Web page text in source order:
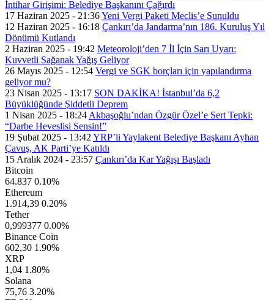
İntihar Girişimi: Belediye Başkanını Çağırdı
17 Haziran 2025 - 21:36Yeni Vergi Paketi Meclis’e Sunuldu
12 Haziran 2025 - 16:18 Çankırı’da Jandarma’nın 186. Kuruluş Yıl
Dönümü Kutlandı
2 Haziran 2025 - 19:42 Meteoroloji’den 7 İl İçin Sarı Uyarı:
Kuvvetli Sağanak Yağış Geliyor
26 Mayıs 2025 - 12:54 Vergi ve SGK borçları için yapılandırma
geliyor mu?
23 Nisan 2025 - 13:17 SON DAKİKA! İstanbul’da 6,2
Büyüklüğünde Şiddetli Deprem
1 Nisan 2025 - 18:24 Akbaşoğlu’ndan Özgür Özel’e Sert Tepki:
“Darbe Heveslisi Sensin!”
19 Şubat 2025 - 13:42 YRP’li Yaylakent Belediye Başkanı Ayhan
Çavuş, AK Parti’ye Katıldı
15 Aralık 2024 - 23:57 Çankırı’da Kar Yağışı Başladı
Bitcoin
64.837 0.10%
Ethereum
1.914,39 0.20%
Tether
0,999377 0.00%
Binance Coin
602,30 1.90%
XRP
1,04 1.80%
Solana
75,76 3.20%